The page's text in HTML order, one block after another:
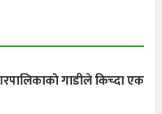
गाडीले किच्दा एक